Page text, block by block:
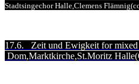
Stadtsingechor Halle,Clemens
17.6. Zeit und Ewigkeit for
Dom,Marktkirche,St.Moritz